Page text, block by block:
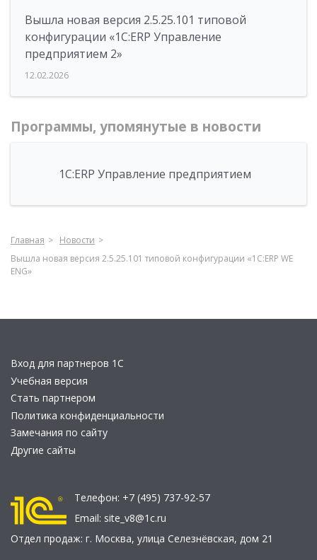
Вышла новая версия 2.5.25.101 типовой
конфигурации «1С:ERP Управление
предприятием 2»
12.02.2026
Программы, упомянутые в новости
1С:ERP Управление предприятием
Главная
Новости
Вышла новая версия 2.5.25.101 типовой конфигурации «1С:ERP WE
ENG»
Вход для партнеров 1С
Учебная версия
Стать партнером
Политика конфиденциальности
Замечания по сайту
Другие сайты
Телефон: +7 (495) 737-92-57
Email: site_v8@1c.ru
Отдел продаж: г. Москва, улица Селезнёвская, дом 21